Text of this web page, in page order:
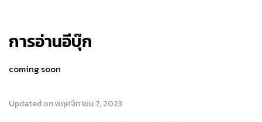
การอ่านอีบุ๊ก
coming soon
Updated on พฤศจิกายน 7, 2023